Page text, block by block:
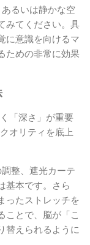
るいは静かな空
みてください。具
に意識を向けるマ
ための非常に効果
「深さ」が重要
オリティを底上
整、遮光カーテ
基本です。さら
ったストレッチを
ことで、脳が「こ
替えられるように